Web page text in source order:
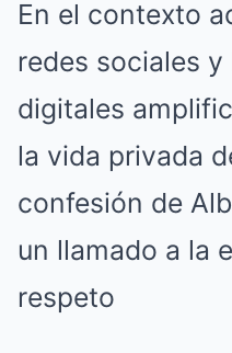
En el contexto
redes sociales
digitales
la vida privada
confesión de
un llamado a la
respeto